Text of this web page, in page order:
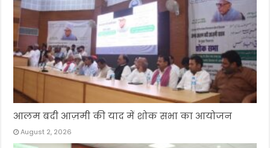
आलम बदी आज़मी की याद में शोक सभा का आयोजन
August 2, 2026